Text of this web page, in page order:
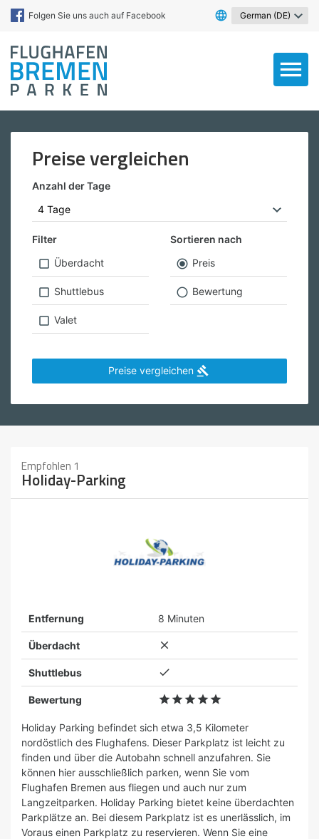
Folgen Sie uns auch auf Facebook 

Preise vergleichen
Anzahl der Tage
Filter
Überdacht
Shuttlebus
Valet
Sortieren nach
Preis
Bewertung
Preise vergleichen 
Empfohlen 1
Holiday-Parking
Entfernung 8 Minuten
Überdacht 
Shuttlebus 
Bewertung     
Holiday Parking befindet sich etwa 3,5 Kilometer
nordöstlich des Flughafens. Dieser Parkplatz ist leicht zu
finden und über die Autobahn schnell anzufahren. Sie
können hier ausschließlich parken, wenn Sie vom
Flughafen Bremen aus fliegen und auch nur zum
Langzeitparken. Holiday Parking bietet keine überdachten
Parkplätze an. Bei diesem Parkplatz ist es unerlässlich, im
Voraus einen Parkplatz zu reservieren. Wenn Sie eine